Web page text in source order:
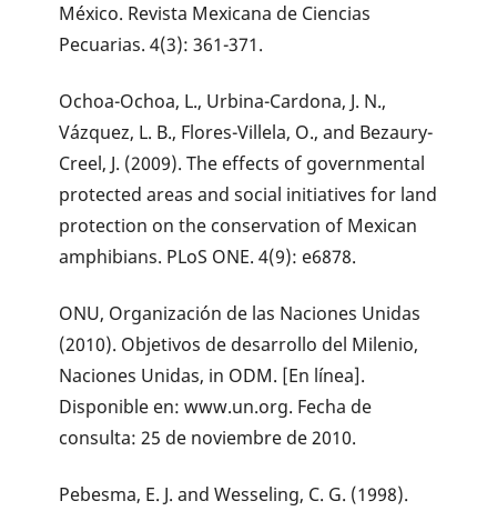
México. Revista Mexicana de Ciencias
Pecuarias. 4(3): 361-371.
Ochoa-Ochoa, L., Urbina-Cardona, J. N.,
Vázquez, L. B., Flores-Villela, O., and Bezaury-
Creel, J. (2009). The effects of governmental
protected areas and social initiatives for land
protection on the conservation of Mexican
amphibians. PLoS ONE. 4(9): e6878.
ONU, Organización de las Naciones Unidas
(2010). Objetivos de desarrollo del Milenio,
Naciones Unidas, in ODM. [En línea].
Disponible en: www.un.org. Fecha de
consulta: 25 de noviembre de 2010.
Pebesma, E. J. and Wesseling, C. G. (1998).